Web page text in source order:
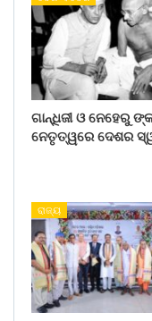
ଗାନ୍ଧିଜୀ ଓ ନେହେରୁ
ନେତୃତ୍ୱରେ ଦେଶର
ରାଜ୍ୟ